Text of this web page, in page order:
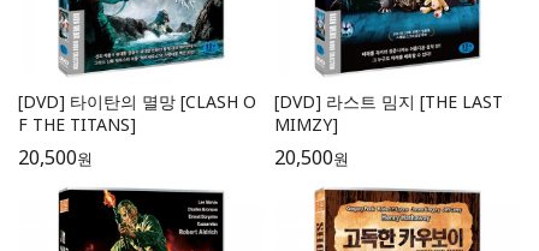
[DVD] 타이탄의 멸망 [CLASH O
F THE TITANS]
20,500원
[DVD] 라스트 밈지 [THE LAST
MIMZY]
20,500원